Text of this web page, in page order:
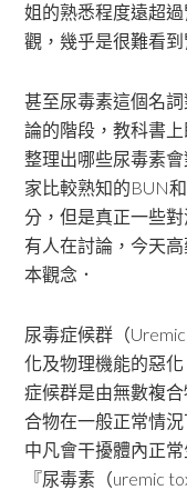
姐的熟悉程度遠超
觀，幾乎是很難看到
甚至尿毒素這個名
論的階段，教科書
整理出哪些尿毒素
家比較熟知的BUN
分，但是真正一些
有人在討論，今天
本觀念．
尿毒症候群（
化及物理機能的惡
症候群是由無數複
合物在一般正常情
中凡會干擾體內正
『尿毒素（uremic